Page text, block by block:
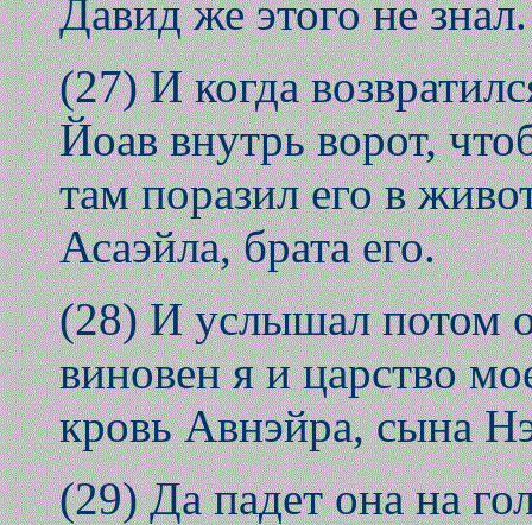
Давид же этого не знал.
(27) И когда
Йоав внутрь ворот,
там поразил его в
Асаэйла, брата его.
(28) И услышал потом
виновен я и царство
кровь Авнэйра, сына
(29) Да падет она на